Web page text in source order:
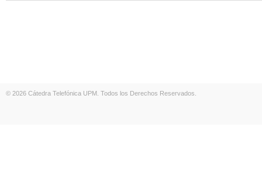
© 2026 Cátedra Telefónica UPM. Todos los Derechos Reservados.